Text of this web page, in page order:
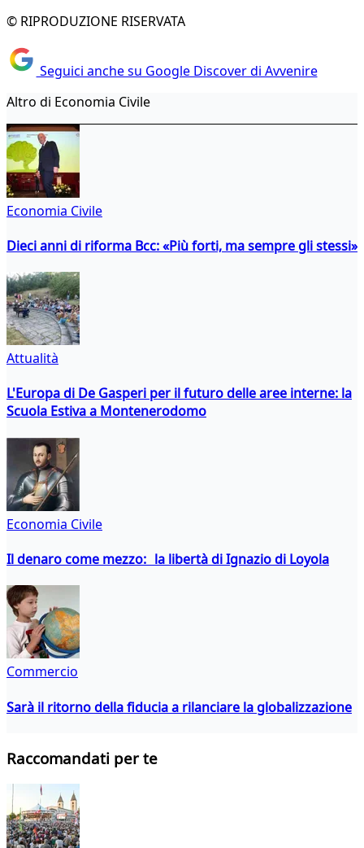
© RIPRODUZIONE RISERVATA
Seguici anche su Google Discover di Avvenire
Altro di Economia Civile
Economia Civile
Dieci anni di riforma Bcc: «Più forti, ma sempre gli stessi»
Attualità
L'Europa di De Gasperi per il futuro delle aree interne: la
Scuola Estiva a Montenerodomo
Economia Civile
Il denaro come mezzo: la libertà di Ignazio di Loyola
Commercio
Sarà il ritorno della fiducia a rilanciare la globalizzazione
Raccomandati per te